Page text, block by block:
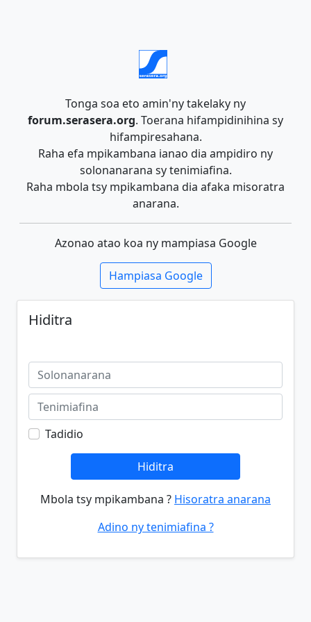
Tonga soa eto amin'ny takelaky ny
forum.serasera.org. Toerana hifampidinihina sy
hifampiresahana.
Raha efa mpikambana ianao dia ampidiro ny
solonanarana sy tenimiafina.
Raha mbola tsy mpikambana dia afaka misoratra
anarana.
Azonao atao koa ny mampiasa Google
Hampiasa Google
Hiditra
Tadidio
Hiditra
Mbola tsy mpikambana ? Hisoratra anarana
Adino ny tenimiafina ?